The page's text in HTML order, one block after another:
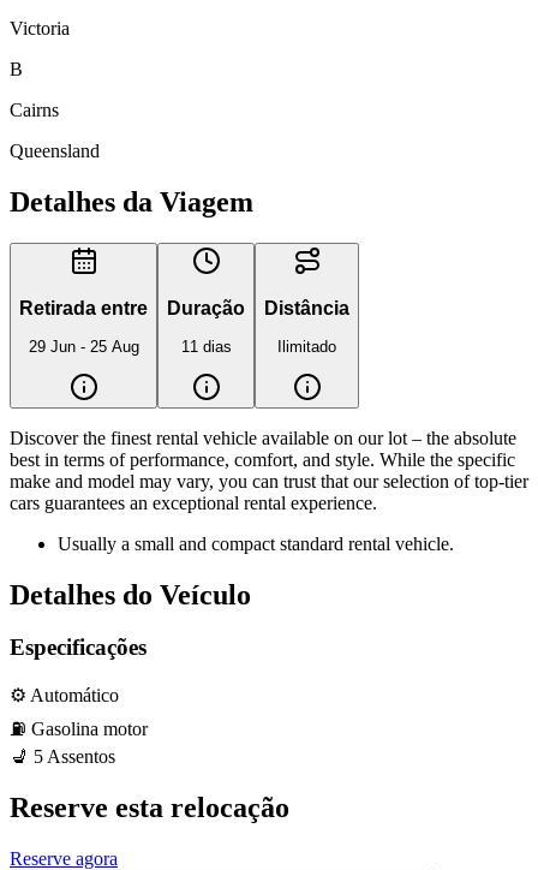
Victoria
B
Cairns
Queensland
Detalhes da Viagem
Retirada entre
29 Jun - 25 Aug
Duração
11 dias
Distância
Ilimitado
Discover the finest rental vehicle available on our lot – the absolute
best in terms of performance, comfort, and style. While the specific
make and model may vary, you can trust that our selection of top-tier
cars guarantees an exceptional rental experience.
Usually a small and compact standard rental vehicle.
Detalhes do Veículo
Especificações
⚙️ Automático
⛽️ Gasolina motor
💺 5 Assentos
Reserve esta relocação
Reserve agora